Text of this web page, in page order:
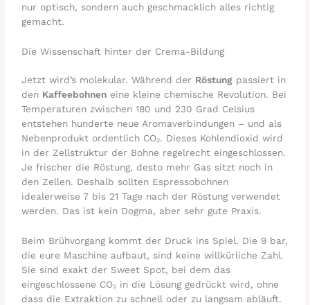
nur optisch, sondern auch geschmacklich alles richtig
gemacht.
Die Wissenschaft hinter der Crema-Bildung
Jetzt wird’s molekular. Während der Röstung passiert in
den Kaffeebohnen eine kleine chemische Revolution. Bei
Temperaturen zwischen 180 und 230 Grad Celsius
entstehen hunderte neue Aromaverbindungen – und als
Nebenprodukt ordentlich CO₂. Dieses Kohlendioxid wird
in der Zellstruktur der Bohne regelrecht eingeschlossen.
Je frischer die Röstung, desto mehr Gas sitzt noch in
den Zellen. Deshalb sollten Espressobohnen
idealerweise 7 bis 21 Tage nach der Röstung verwendet
werden. Das ist kein Dogma, aber sehr gute Praxis.
Beim Brühvorgang kommt der Druck ins Spiel. Die 9 bar,
die eure Maschine aufbaut, sind keine willkürliche Zahl.
Sie sind exakt der Sweet Spot, bei dem das
eingeschlossene CO₂ in die Lösung gedrückt wird, ohne
dass die Extraktion zu schnell oder zu langsam abläuft.